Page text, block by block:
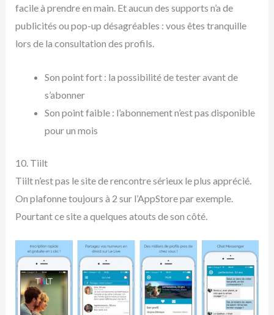
facile à prendre en main. Et aucun des supports n’a de
publicités ou pop-up désagréables : vous êtes tranquille
lors de la consultation des profils.
Son point fort : la possibilité de tester avant de
s’abonner
Son point faible : l’abonnement n’est pas disponible
pour un mois
10. Tiilt
Tiilt n’est pas le site de rencontre sérieux le plus apprécié.
On plafonne toujours à 2 sur l’AppStore par exemple.
Pourtant ce site a quelques atouts de son côté.